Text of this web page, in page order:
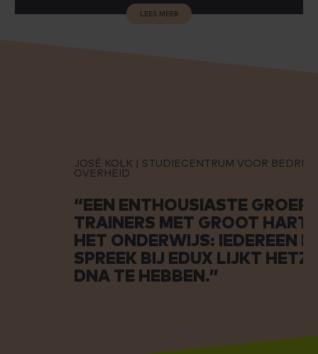
LEES MEER
JOSÉ KOLK | STUDIECENTRUM VOOR BEDRIJF EN
OVERHEID
“EEN ENTHOUSIASTE GROEP
TRAINERS MET GROOT HART
HET ONDERWIJS: IEDEREEN DIE IK
SPREEK BIJ EDUX LIJKT
DNA TE HEBBEN.”